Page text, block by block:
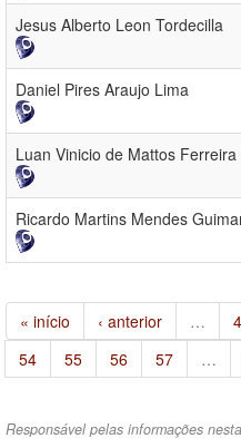
Jesus Alberto Leon Tordecilla
Daniel Pires Araujo Lima
Luan Vinicio de Mattos Ferreira
Ricardo Martins Mendes
« início ‹ anterior …
54
55 56 57 …
Responsável pelas informações